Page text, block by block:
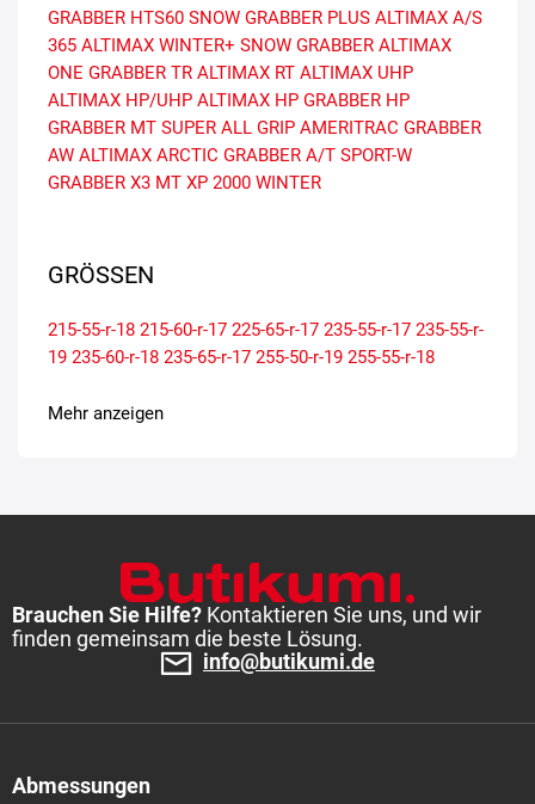
GRABBER HTS60 SNOW GRABBER PLUS ALTIMAX A/S
365 ALTIMAX WINTER+ SNOW GRABBER ALTIMAX
ONE GRABBER TR ALTIMAX RT ALTIMAX UHP
ALTIMAX HP/UHP ALTIMAX HP GRABBER HP
GRABBER MT SUPER ALL GRIP AMERITRAC GRABBER
AW ALTIMAX ARCTIC GRABBER A/T SPORT-W
GRABBER X3 MT XP 2000 WINTER
GRÖSSEN
215-55-r-18 215-60-r-17 225-65-r-17 235-55-r-17 235-55-r-
19 235-60-r-18 235-65-r-17 255-50-r-19 255-55-r-18
Mehr anzeigen
Brauchen Sie Hilfe? Kontaktieren Sie uns, und wir
finden gemeinsam die beste Lösung.
info@butikumi.de
Abmessungen